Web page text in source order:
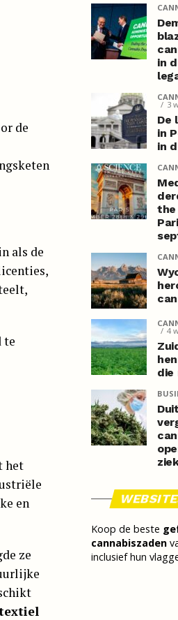
de
als de
te
het
en
ze
in
3
De
in
in
the
4
die
Koop de beste
cannabiszaden
inclusief hun